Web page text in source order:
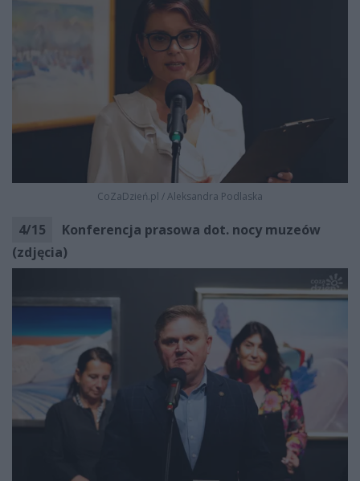
CoZaDzień.pl /Aleksandra Podlaska
4/15
Konferencja prasowa dot. nocy muzeów
(zdjęcia)